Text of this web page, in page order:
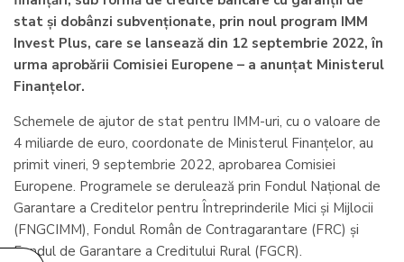
stat și dobânzi subvenționate, prin noul program IMM
Invest Plus, care se lansează din 12 septembrie 2022, în
urma aprobării Comisiei Europene – a anunțat Ministerul
Finanțelor.
Schemele de ajutor de stat pentru IMM-uri, cu o valoare de
4 miliarde de euro, coordonate de Ministerul Finanțelor, au
primit vineri, 9 septembrie 2022, aprobarea Comisiei
Europene. Programele se derulează prin Fondul Național de
Garantare a Creditelor pentru Întreprinderile Mici și Mijlocii
(FNGCIMM), Fondul Român de Contragarantare (FRC) și
Fondul de Garantare a Creditului Rural (FGCR).